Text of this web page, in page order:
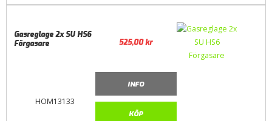
HOM13133
Gasreglage 2x SU HS6
Förgasare
525,00kr
INFO
KÖP